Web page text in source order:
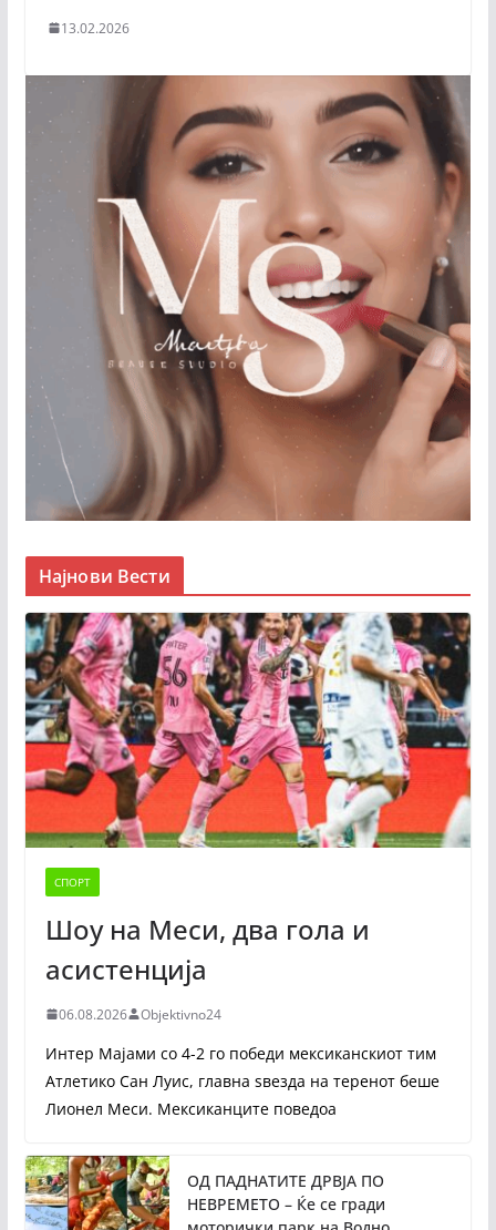
13.02.2026
Најнови Вести
СПОРТ
Шоу на Меси, два гола и
асистенција
06.08.2026 Objektivno24
Интер Мајами со 4-2 го победи мексиканскиот тим
Атлетико Сан Луис, главна ѕвезда на теренот беше
Лионел Меси. Мексиканците поведоа
ОД ПАДНАТИТЕ ДРВЈА ПО
НЕВРЕМЕТО – Ќе се гради